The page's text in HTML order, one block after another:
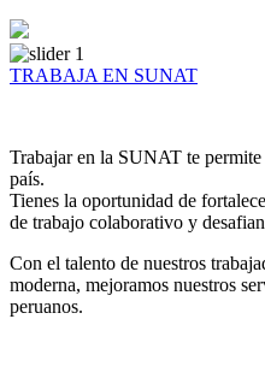
TRABAJA EN SUNAT
Trabajar en la SUNAT te
país.
Tienes la oportunidad de
de trabajo colaborativo y
Con el talento de nuestros
moderna, mejoramos nuestros
peruanos.